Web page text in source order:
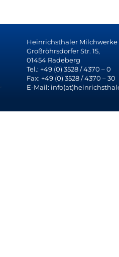
Heinrichsthaler Milchwerke
Großröhrsdorfer Str. 15,
01454 Radeberg
Tel.: +49 (0) 3528 / 4370 – 0
Fax: +49 (0) 3528 / 4370 – 30
E-Mail: